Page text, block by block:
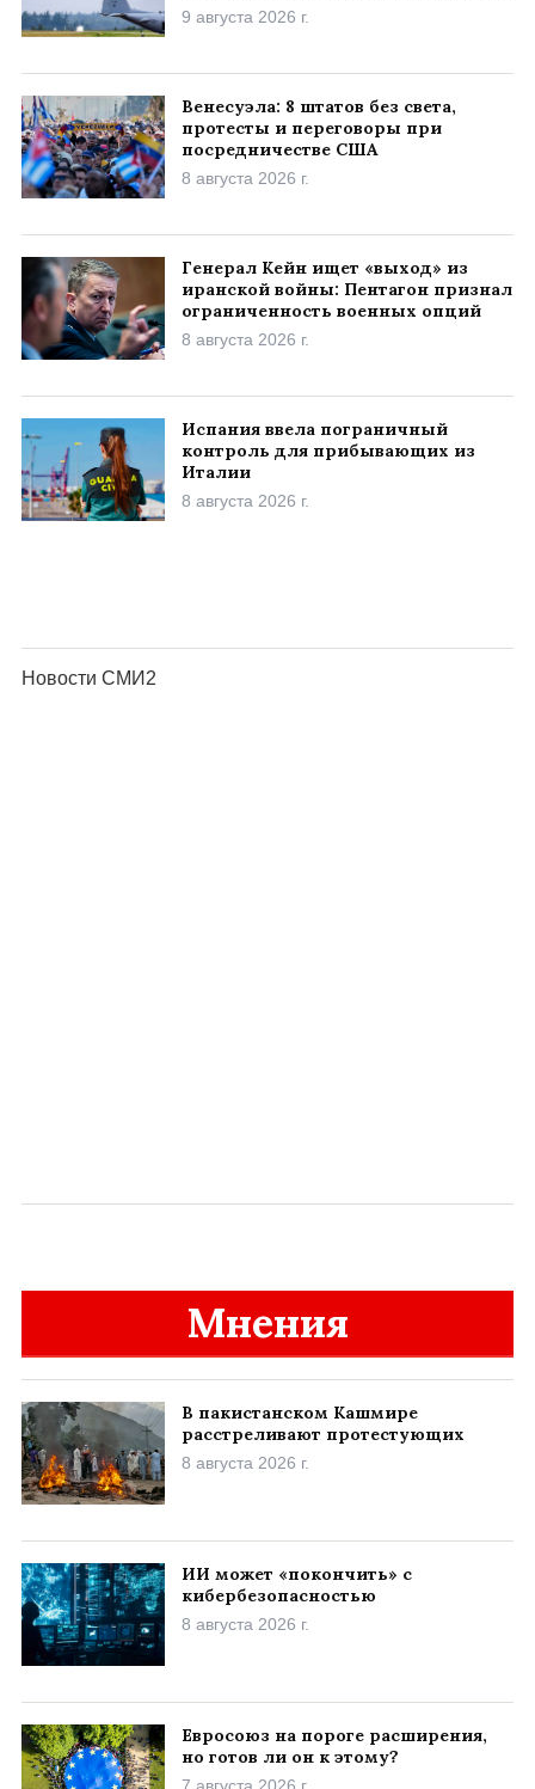
9 августа 2026 г.
Венесуэла: 8 штатов без света,
протесты и переговоры при
посредничестве США
8 августа 2026 г.
Генерал Кейн ищет «выход» из
иранской войны: Пентагон признал
ограниченность военных опций
8 августа 2026 г.
Испания ввела пограничный
контроль для прибывающих из
Италии
8 августа 2026 г.
Мнения
В пакистанском Кашмире
расстреливают протестующих
8 августа 2026 г.
ИИ может «покончить» с
кибербезопасностью
8 августа 2026 г.
Евросоюз на пороге расширения,
но готов ли он к этому?
7 августа 2026 г.